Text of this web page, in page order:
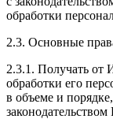
обработки
2.3. Основные
2.3.1. Получать
обработки его
в объеме и